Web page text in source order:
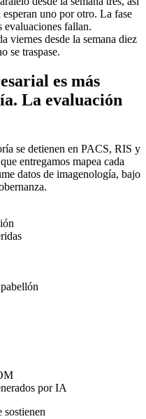
uno por otro. La fase
evaluaciones fallan.
viernes desde la semana diez
se traspase.
es más
La evaluación
se detienen en PACS, RIS y
entregamos mapea cada
datos de imagenología, bajo
por IA
sostienen